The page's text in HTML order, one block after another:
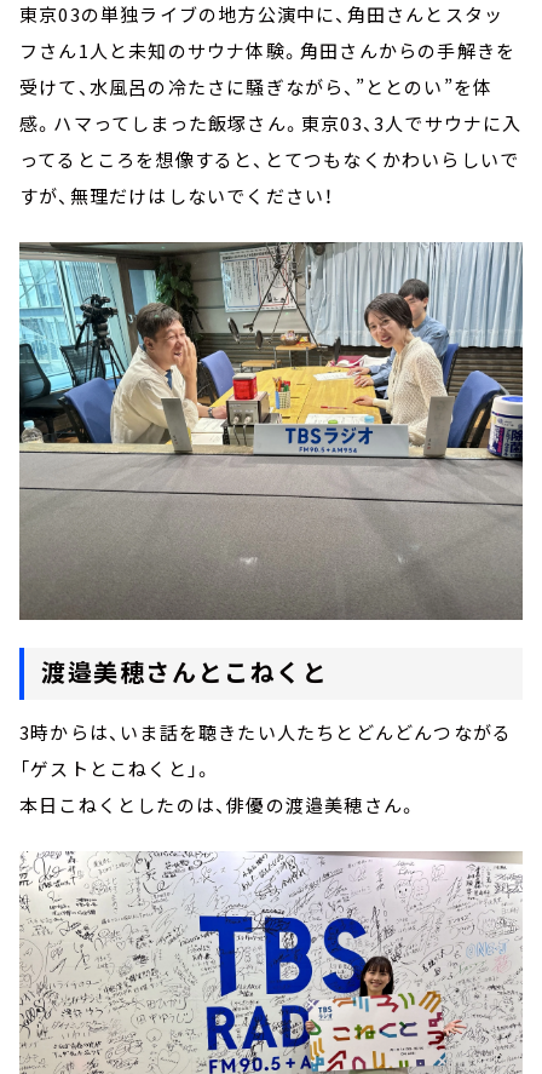
東京03の単独ライブの地方公演中に、角田さんとスタッ
フさん1人と未知のサウナ体験。角田さんからの手解きを
受けて、水風呂の冷たさに騒ぎながら、 ”ととのい”を体
感。ハマってしまった飯塚さん。東京03、3人でサウナに入
ってるところを想像すると、とてつもなくかわいらしいで
すが、無理だけはしないでください！
渡邉美穂さんとこねくと
3時からは、いま話を聴きたい人たちとどんどんつながる
「ゲストとこねくと」。
本日こねくとしたのは、俳優の渡邉美穂さん。